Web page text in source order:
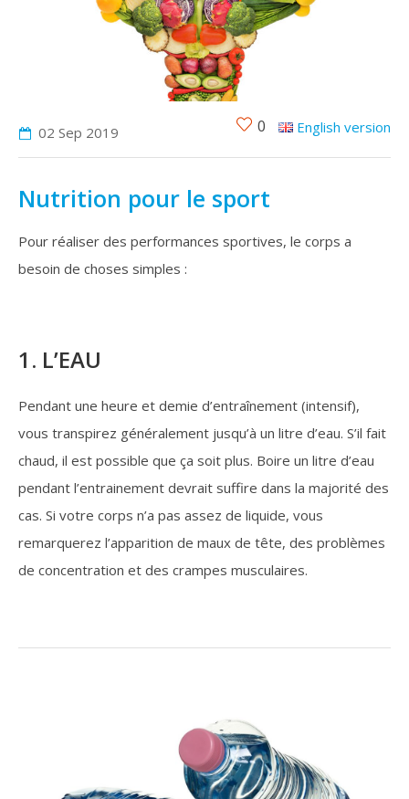
02 Sep 2019 0 English version
Nutrition pour le sport
Pour réaliser des performances sportives, le corps a
besoin de choses simples :
1. L’EAU
Pendant une heure et demie d’entraînement (intensif),
vous transpirez généralement jusqu’à un litre d’eau. S’il fait
chaud, il est possible que ça soit plus. Boire un litre d’eau
pendant l’entrainement devrait suffire dans la majorité des
cas. Si votre corps n’a pas assez de liquide, vous
remarquerez l’apparition de maux de tête, des problèmes
de concentration et des crampes musculaires.